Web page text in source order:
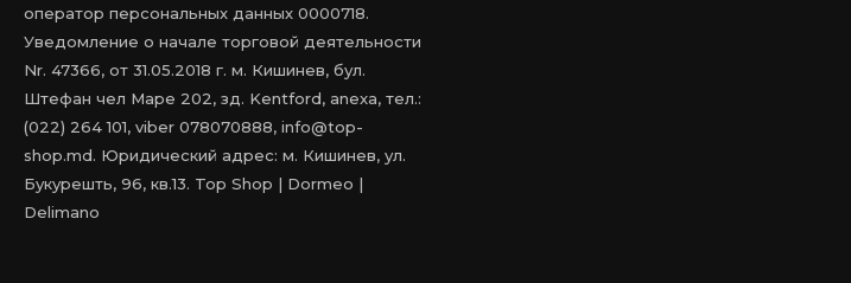
оператор персональных данных 0000718.
Уведомление о начале торговой деятельности
Nr. 47366, от 31.05.2018 г. м. Кишинев, бул.
Штефан чел Маре 202, зд. Kentford, anexa, тел.:
(022) 264 101, viber 078070888, info@top-
shop.md. Юридический адрес: м. Кишинев, ул.
Букурешть, 96, кв.13. Top Shop | Dormeo |
Delimano